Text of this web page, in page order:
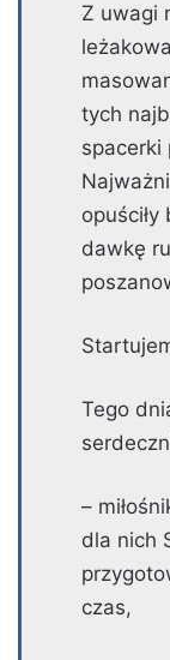
Z uwagi
tych
spacerki
opuściły
dawkę
Tego
–
dla nich
czas,